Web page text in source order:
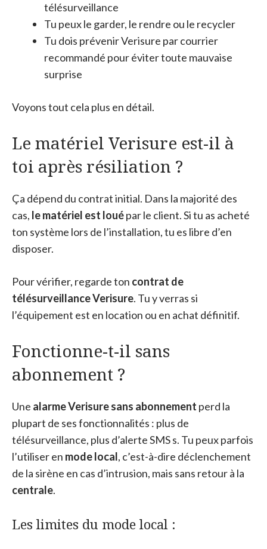
télésurveillance
Tu peux le garder, le rendre ou le recycler
Tu dois prévenir Verisure par courrier
recommandé pour éviter toute mauvaise
surprise
Voyons tout cela plus en détail.
Le matériel Verisure est-il à
toi après résiliation ?
Ça dépend du contrat initial. Dans la majorité des
cas, le matériel est louépar le client. Si tu as acheté
ton système lors de l’installation, tu es libre d’en
disposer.
Pour vérifier, regarde ton contrat de
télésurveillance Verisure. Tu y verras si
l’équipement est en location ou en achat définitif.
Fonctionne-t-il sans
abonnement ?
Une alarme Verisure sans abonnement perd la
plupart de ses fonctionnalités : plus de
télésurveillance, plus d’alerte SMS s. Tu peux parfois
l’utiliser en mode local, c’est-à-dire déclenchement
de la sirène en cas d’intrusion, mais sans retour à la
centrale.
Les limites du mode local :